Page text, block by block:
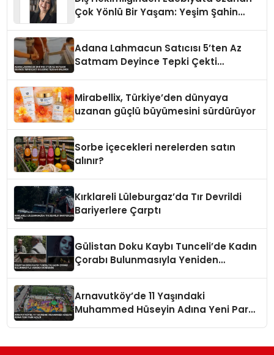
Çok Yönlü Bir Yaşam: Yeşim Şahin
Adana Lahmacun Satıcısı 5’ten Az
Satmam Deyince Tepki Çekti
Mirabellix, Türkiye’den dünyaya
uzanan güçlü büyümesini sürdürüyor
Sorbe içecekleri nerelerden satın
alınır?
Kırklareli Lüleburgaz’da Tır Devrildi
Bariyerlere Çarptı
Gülistan Doku Kaybı Tunceli’de Kadın
Çorabı Bulunmasıyla Yeniden
Arnavutköy’de 11 Yaşındaki
Muhammed Hüseyin Adına Yeni Park